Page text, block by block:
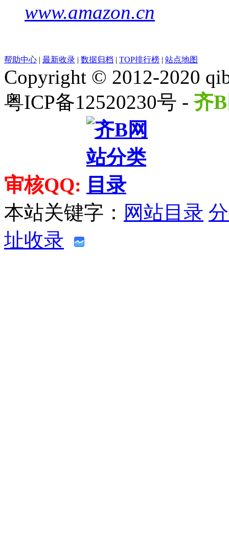
www.amazon.cn
帮助中心 | 最新收录 | 数据归档 | TOP排行榜 | 站点地图
Copyright © 2012-2020
粤ICP备12520230号 -齐
审核QQ:
本站关键字： 网站目录
址收录